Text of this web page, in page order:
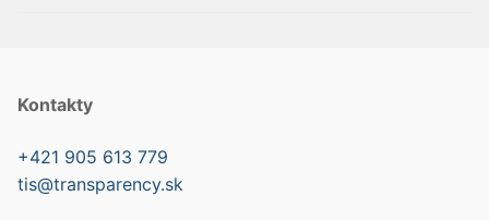
Kontakty
+421 905 613 779
tis@transparency.sk